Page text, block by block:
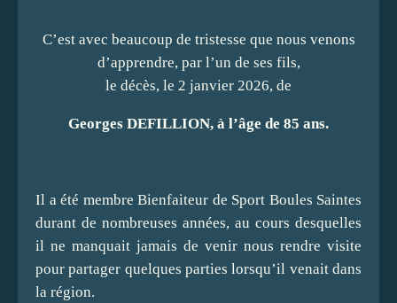
C’est avec beaucoup de tristesse que nous venons
d’apprendre, par l’un de ses fils,
le décès, le 2 janvier 2026, de
Georges DEFILLION, à l’âge de 85 ans.
Il a été membre Bienfaiteur de Sport Boules Saintes
durant de nombreuses années, au cours desquelles
il ne manquait jamais de venir nous rendre visite
pour partager quelques parties lorsqu’il venait dans
la région.